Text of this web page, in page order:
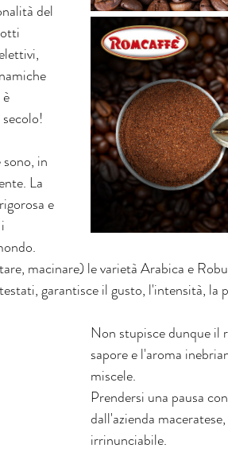
del
in
La
e
macinare) le varietà Arabica e
garantisce il gusto, l'intensità, la
Non stupisce dunque il
sapore e l'aroma
miscele.
Prendersi una pausa
dall'azienda
irrinunciabile.